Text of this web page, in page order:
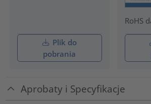
Plik do
pobrania
RoHS
Aprobaty i Specyfikacje